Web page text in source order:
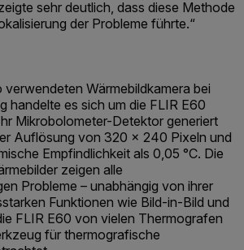
sehr deutlich, dass diese Methode
der Probleme führte.“
Wärmebildkamera bei
handelte es sich um die FLIR E60
Mikrobolometer-Detektor generiert
Auflösung von 320 x 240 Pixeln und
Empfindlichkeit als 0,05 °C. Die
zeigen alle
Probleme – unabhängig von ihrer
Funktionen wie Bild-in-Bild und
FLIR E60 von vielen Thermografen
für thermografische